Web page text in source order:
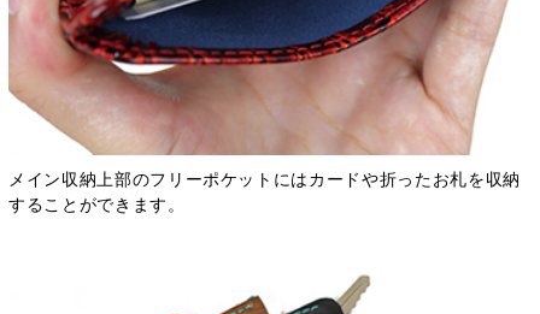
メイン収納上部のフリーポケットにはカードや折ったお札を収納
することができます。